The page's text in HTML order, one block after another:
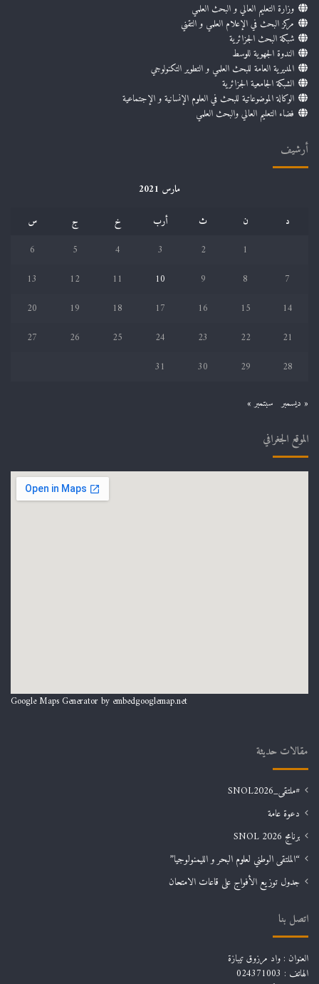
وزارة التعليم العالي و البحث العلمي
مركز البحث في الإعلام العلمي و التقني
شبكة البحث الجزائرية
الندوة الجهوية للوسط
المديرية العامة للبحث العلمي و التطوير التكنولوجي
الشبكة الجامعية الجزائرية
الوكالة الموضوعاتية للبحث في العلوم الإنسانية و الإجتماعية
فضاء التعليم العالي والبحث العلمي
أرشيف
مارس 2021
د
ن ث أرب خ ج
س
1
2
3
4
5
6
7
8
9
10
11
12
13
14
15
16
17
18
19
20
21
22
23
24
25
26
27
28
29
30
31
« ديسمبر سبتمبر »
الموقع الجغرافي
Google Maps Generator by embedgooglemap.net
مقالات حديثة
#ملتقى_SNOL2026
دعوة عامة
برنامج SNOL 2026
“الملتقى الوطني لعلوم البحر و الليمنولوجيا”
جدول توزيع الأفواج على قاعات الامتحان
اتصل بنا
العنوان : واد مرزوق تيبازة
الهاتف : 024371003